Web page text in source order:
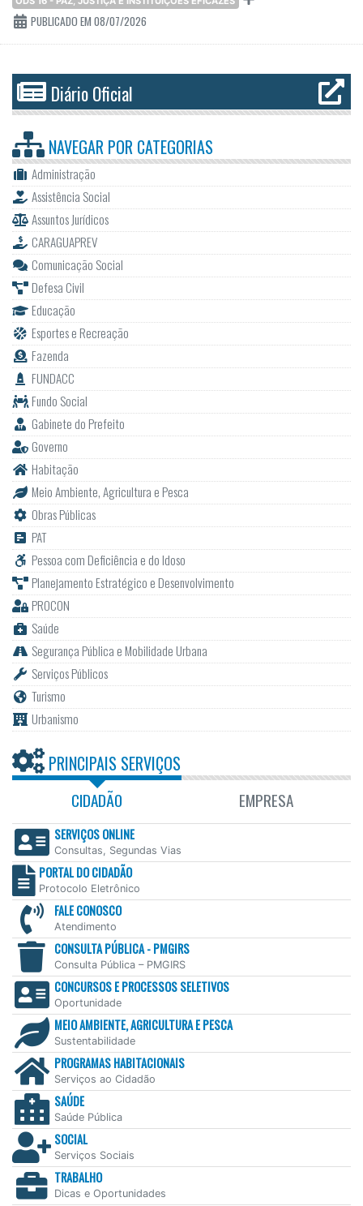
PUBLICADO EM 08/07/2026
Diário Oficial
NAVEGAR POR CATEGORIAS
Administração
Assistência Social
Assuntos Jurídicos
CARAGUAPREV
Comunicação Social
Defesa Civil
Educação
Esportes e Recreação
Fazenda
FUNDACC
Fundo Social
Gabinete do Prefeito
Governo
Habitação
Meio Ambiente, Agricultura e Pesca
Obras Públicas
PAT
Pessoa com Deficiência e do Idoso
Planejamento Estratégico e Desenvolvimento
PROCON
Saúde
Segurança Pública e Mobilidade Urbana
Serviços Públicos
Turismo
Urbanismo
PRINCIPAIS SERVIÇOS
CIDADÃO EMPRESA
SERVIÇOS ONLINE
Consultas, Segundas Vias
PORTAL DO CIDADÃO
Protocolo Eletrônico
FALE CONOSCO
Atendimento
CONSULTA PÚBLICA - PMGIRS
Consulta Pública – PMGIRS
CONCURSOS E PROCESSOS SELETIVOS
Oportunidade
MEIO AMBIENTE, AGRICULTURA E PESCA
Sustentabilidade
PROGRAMAS HABITACIONAIS
Serviços ao Cidadão
SAÚDE
Saúde Pública
SOCIAL
Serviços Sociais
TRABALHO
Dicas e Oportunidades